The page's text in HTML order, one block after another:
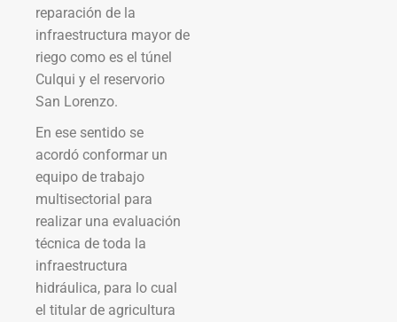
reparación de la
infraestructura mayor de
riego como es el túnel
Culqui y el reservorio
San Lorenzo.
En ese sentido se
acordó conformar un
equipo de trabajo
multisectorial para
realizar una evaluación
técnica de toda la
infraestructura
hidráulica, para lo cual
el titular de agricultura